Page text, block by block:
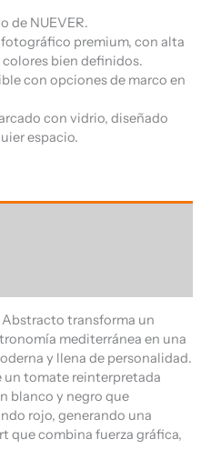
de NUEVER.
premium, con alta
bien definidos.
con opciones de marco en
con vidrio, diseñado
espacio.
transforma un
mediterránea en una
y llena de personalidad.
un tomate reinterpretada
blanco y negro que
rojo, generando una
que combina fuerza gráfica,